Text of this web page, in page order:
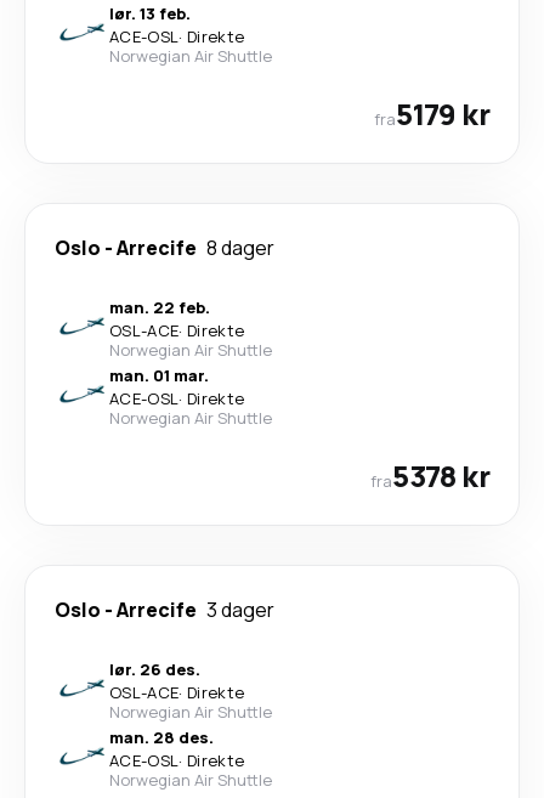
lør. 13 feb.
ACE-OSL· Direkte
Norwegian Air Shuttle
fra5179 kr
Oslo -Arrecife 8 dager
man. 22 feb.
OSL-ACE· Direkte
Norwegian Air Shuttle
man. 01 mar.
ACE-OSL· Direkte
Norwegian Air Shuttle
fra5378 kr
Oslo -Arrecife 3 dager
lør. 26 des.
OSL-ACE· Direkte
Norwegian Air Shuttle
man. 28 des.
ACE-OSL· Direkte
Norwegian Air Shuttle